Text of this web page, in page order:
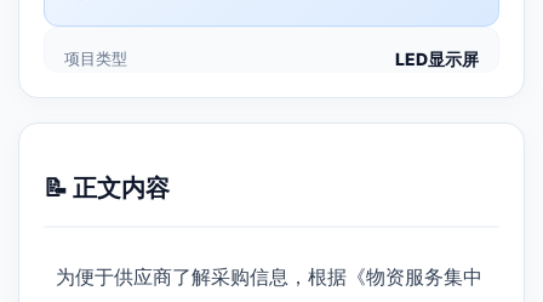
项目类型 LED显示屏
📝 正文内容
为便于供应商了解采购信息，根据《物资服务集中